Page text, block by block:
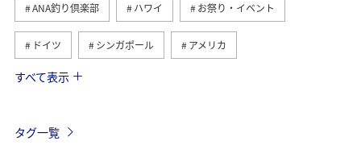
ANA釣り倶楽部 ハワイ お祭り・イベント
ドイツ シンガポール アメリカ
フランス
すべて表示
タグ一覧